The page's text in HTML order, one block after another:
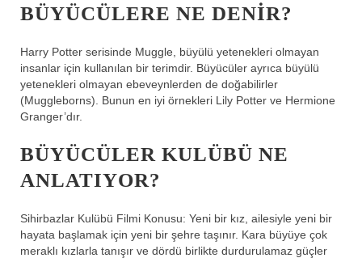
BÜYÜCÜLERE NE DENIR?
Harry Potter serisinde Muggle, büyülü yetenekleri olmayan
insanlar için kullanılan bir terimdir. Büyücüler ayrıca büyülü
yetenekleri olmayan ebeveynlerden de doğabilirler
(Muggleborns). Bunun en iyi örnekleri Lily Potter ve Hermione
Granger’dır.
BÜYÜCÜLER KULÜBÜ NE
ANLATIYOR?
Sihirbazlar Kulübü Filmi Konusu: Yeni bir kız, ailesiyle yeni bir
hayata başlamak için yeni bir şehre taşınır. Kara büyüye çok
meraklı kızlarla tanışır ve dördü birlikte durdurulamaz güçler